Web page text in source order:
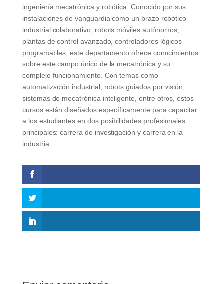
ingeniería mecatrónica y robótica. Conocido por sus
instalaciones de vanguardia como un brazo robótico
industrial colaborativo, robots móviles autónomos,
plantas de control avanzado, controladores lógicos
programables, este departamento ofrece conocimientos
sobre este campo único de la mecatrónica y su
complejo funcionamiento. Con temas como
automatización industrial, robots guiados por visión,
sistemas de mecatrónica inteligente, entre otros, estos
cursos están diseñados específicamente para capacitar
a los estudiantes en dos posibilidades profesionales
principales: carrera de investigación y carrera en la
industria.